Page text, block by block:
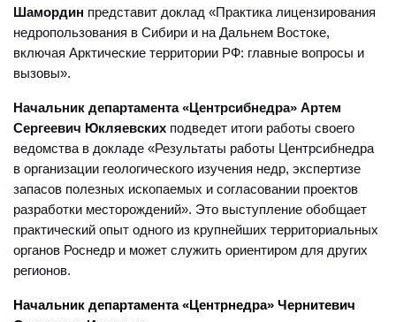
Шамордин представит доклад «Практика лицензирования
недропользования в Сибири и на Дальнем Востоке,
включая Арктические территории РФ: главные вопросы и
вызовы».
Начальник департамента «Центрсибнедра» Артем
Сергеевич Юкляевских подведет итоги работы своего
ведомства в докладе «Результаты работы Центрсибнедра
в организации геологического изучения недр, экспертизе
запасов полезных ископаемых и согласовании проектов
разработки месторождений». Это выступление обобщает
практический опыт одного из крупнейших территориальных
органов Роснедр и может служить ориентиром для других
регионов.
Начальник департамента «Центрнедра» Чернитевич